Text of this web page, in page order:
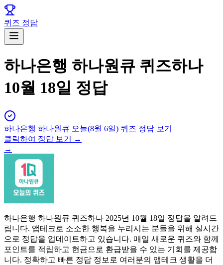
퀴즈 정답
하나은행 하나원큐 퀴즈하나
10월 18일 정답
하나은행 하나원큐 오늘(8월 6일) 퀴즈 정답 보기
클릭하여 정답 보기 →
→
하나은행 하나원큐 퀴즈하나 2025년 10월 18일 정답을 알려드
립니다. 앱테크로 소소한 행복을 누리시는 분들을 위해 실시간
으로 정답을 업데이트하고 있습니다. 매일 새로운 퀴즈와 함께
포인트를 적립하고 현금으로 환급받을 수 있는 기회를 제공합
니다. 정확하고 빠른 정답 정보로 여러분의 앱테크 생활을 더